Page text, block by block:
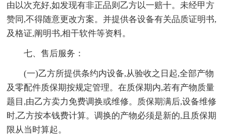
由以次充好,如发现有非正品则乙方以一赔十。未经甲方
赞同,不得随意更改方案。并提供各设备有关品质证明书,
及格证,阐明书,相干软件等资料。
七、售后服务：
(一)乙方所提供条约内设备,从验收之日起,全部产物
及零配件质保期按规定管理。在质保期内,若有产物质量
题目,由乙方卖力免费调换或维修。质保期满后,设备维修
时,乙方按本钱费计算。调换的产物必须是新的,且质保期
限从当时算起。